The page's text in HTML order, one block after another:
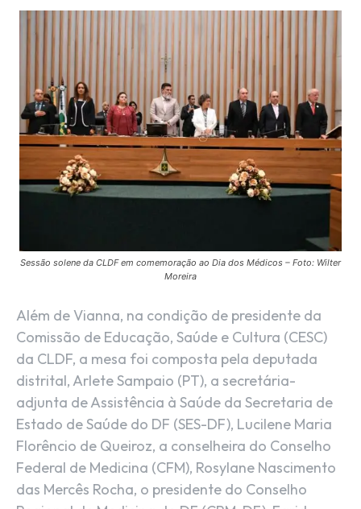
Sessão solene da CLDF em comemoração ao Dia dos Médicos – Foto: Wilter
Moreira
Além de Vianna, na condição de presidente da
Comissão de Educação, Saúde e Cultura (CESC)
da CLDF, a mesa foi composta pela deputada
distrital, Arlete Sampaio (PT), a secretária-
adjunta de Assistência à Saúde da Secretaria de
Estado de Saúde do DF (SES-DF), Lucilene Maria
Florêncio de Queiroz, a conselheira do Conselho
Federal de Medicina (CFM), Rosylane Nascimento
das Mercês Rocha, o presidente do Conselho